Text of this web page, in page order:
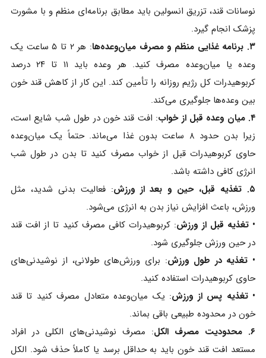
نوسانات قند، تزریق انسولین باید مطابق برنامه‌ای منظم و با مشورت
پزشک انجام گیرد.
۳. برنامه غذایی منظم و مصرف میان‌وعده‌ها
: هر ۲ تا ۵ ساعت یک
وعده یا میان‌وعده مصرف کنید. هر وعده باید ۱۱ تا ۲۴ درصد
کربوهیدرات کل رژیم روزانه را تأمین کند. این کار از کاهش قند خون
بین وعده‌ها جلوگیری می‌کند.
۴. میان‌ وعده قبل از خواب
: افت قند خون در طول شب شایع است،
زیرا بدن حدود ۸ ساعت بدون غذا می‌ماند. حتماً یک میان‌وعده
حاوی کربوهیدرات قبل از خواب مصرف کنید تا بدن در طول شب
انرژی کافی داشته باشد.
۵. تغذیه قبل، حین و بعد از ورزش
: فعالیت بدنی شدید، مثل
ورزش، باعث افزایش نیاز بدن به انرژی می‌شود.
• تغذیه قبل از ورزش: کربوهیدرات کافی مصرف کنید تا از افت قند
در حین ورزش جلوگیری شود.
• تغذیه در طول ورزش: برای ورزش‌های طولانی، از نوشیدنی‌های
حاوی کربوهیدرات استفاده کنید.
• تغذیه پس از ورزش: یک میان‌وعده متعادل مصرف کنید تا قند
خون در محدوده طبیعی باقی بماند.
۶. محدودیت مصرف الکل
: مصرف نوشیدنی‌های الکلی در افراد
مستعد افت قند خون باید به حداقل برسد یا کاملاً حذف شود. الکل